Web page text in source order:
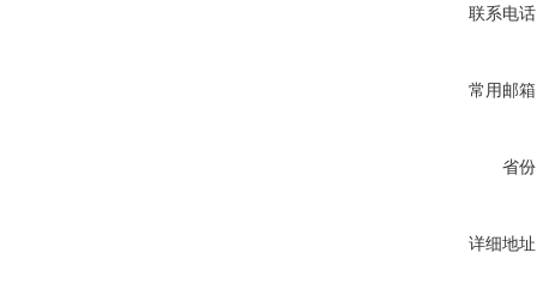
联系电
常用邮
省
详细地